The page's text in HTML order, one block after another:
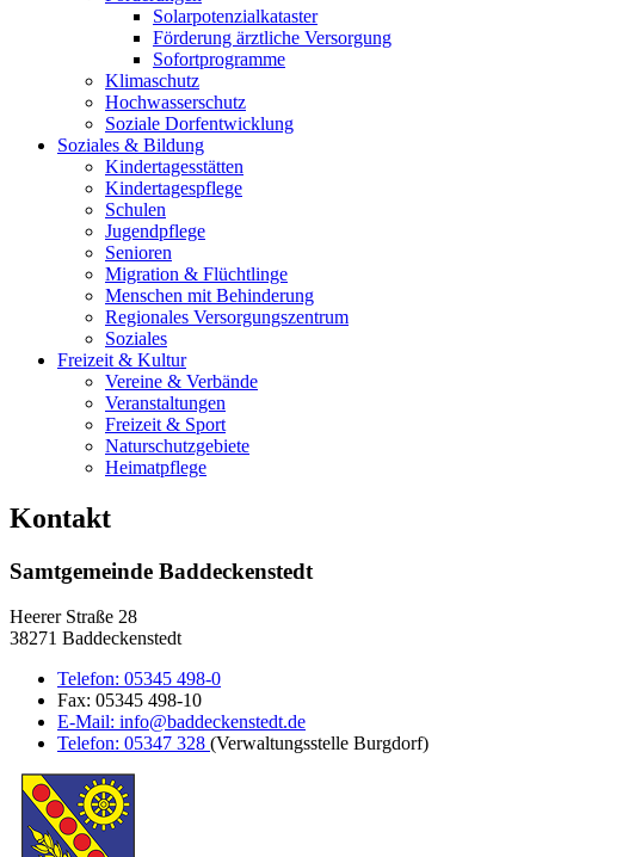
Solarpotenzialkataster
Förderung ärztliche Versorgung
Sofortprogramme
Klimaschutz
Hochwasserschutz
Soziale Dorfentwicklung
Soziales & Bildung
Kindertagesstätten
Kindertagespflege
Schulen
Jugendpflege
Senioren
Migration & Flüchtlinge
Menschen mit Behinderung
Regionales Versorgungszentrum
Soziales
Freizeit & Kultur
Vereine & Verbände
Veranstaltungen
Freizeit & Sport
Naturschutzgebiete
Heimatpflege
Kontakt
Samtgemeinde Baddeckenstedt
Heerer Straße 28
38271 Baddeckenstedt
Telefon: 05345 498-0
Fax: 05345 498-10
E-Mail: info@baddeckenstedt.de
Telefon: 05347 328 (Verwaltungsstelle Burgdorf)